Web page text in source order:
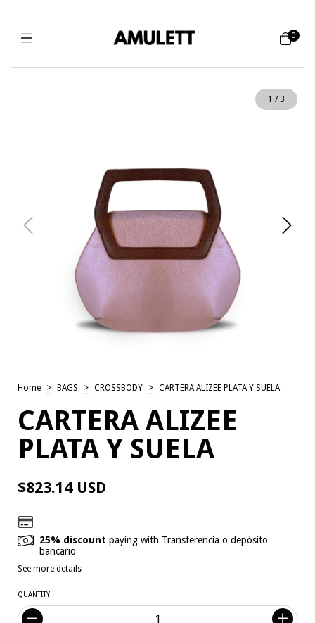
0
1 / 3
Home > BAGS > CROSSBODY > CARTERA ALIZEE PLATA Y SUELA
CARTERA ALIZEE
PLATA Y SUELA
$823.14 USD
25% discount paying with Transferencia o depósito
bancario
See more details
QUANTITY